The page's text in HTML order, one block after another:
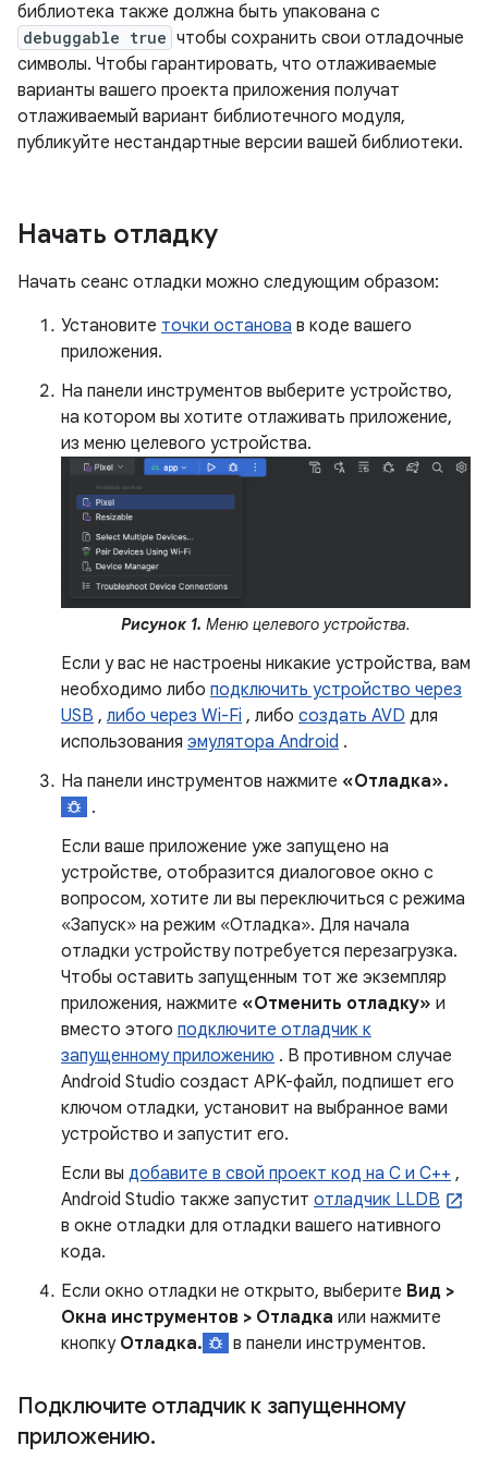
библиотека также должна быть упакована с
debuggable true чтобы сохранить свои отладочные
символы. Чтобы гарантировать, что отлаживаемые
варианты вашего проекта приложения получат
отлаживаемый вариант библиотечного модуля,
публикуйте нестандартные версии вашей библиотеки.
Начать отладку
Начать сеанс отладки можно следующим образом:
Установите точки останова в коде вашего
приложения.
На панели инструментов выберите устройство,
на котором вы хотите отлаживать приложение,
из меню целевого устройства.
Рисунок 1. Меню целевого устройства.
Если у вас не настроены никакие устройства, вам
необходимо либо подключить устройство через
USB , либо через Wi-Fi , либо создать AVD для
использования эмулятора Android .
На панели инструментов нажмите «Отладка».
.
Если ваше приложение уже запущено на
устройстве, отобразится диалоговое окно с
вопросом, хотите ли вы переключиться с режима
«Запуск» на режим «Отладка». Для начала
отладки устройству потребуется перезагрузка.
Чтобы оставить запущенным тот же экземпляр
приложения, нажмите «Отменить отладку» и
вместо этого подключите отладчик к
запущенному приложению . В противном случае
Android Studio создаст APK-файл, подпишет его
ключом отладки, установит на выбранное вами
устройство и запустит его.
Если вы добавите в свой проект код на C и C++ ,
Android Studio также запустит отладчик LLDB
в окне отладки для отладки вашего нативного
кода.
Если окно отладки не открыто, выберите Вид >
Окна инструментов > Отладка или нажмите
кнопку Отладка. в панели инструментов.
Подключите отладчик к запущенному
приложению.